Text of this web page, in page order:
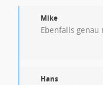
Mike
Ebenfalls genau
Hans